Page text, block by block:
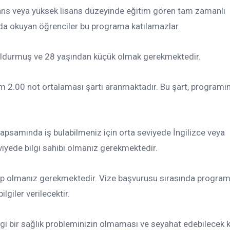
veya yüksek lisans düzeyinde eğitim gören tam zamanlı
okuyan öğrenciler bu programa katılamazlar.
ve 28 yaşından küçük olmak gerekmektedir.
2.00 not ortalaması şartı aranmaktadır. Bu şart,
iş bulabilmeniz için orta seviyede İngilizce veya
bilgi sahibi olmanız gerekmektedir.
gerekmektedir. Vize başvurusu sırasında program
verilecektir.
bir sağlık probleminizin olmaması ve seyahat edebilecek